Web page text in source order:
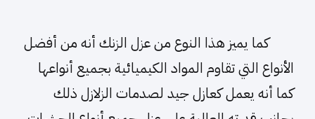
كما يميز هذا النوع من عزل الزنك أنه من أفضل
الأنواع التي تقاوم المواد الكيميائية بجميع أنواعها
كما أنه يعمل كعازل جيد لصدمات الزلازل ذلك